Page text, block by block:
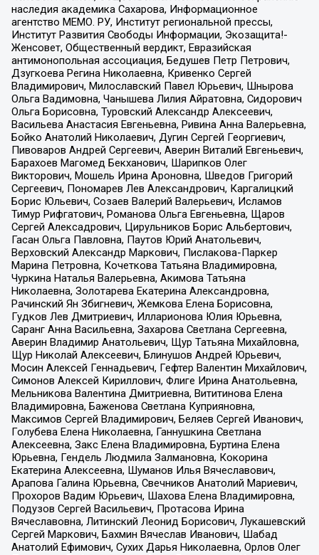
наследия академика Сахарова, Информационное
агентство МЕМО. РУ, Институт региональной прессы,
Институт Развития Свободы Информации, Экозащита!-
Женсовет, Общественный вердикт, Евразийская
антимонопольная ассоциация, Бедушев Петр Петрович,
Дзугкоева Регина Николаевна, Кривенко Сергей
Владимирович, Милославский Павел Юрьевич, Шнырова
Ольга Вадимовна, Чанышева Лилия Айратовна, Сидорович
Ольга Борисовна, Туровский Александр Алексеевич,
Васильева Анастасия Евгеньевна, Ривина Анна Валерьевна,
Бойко Анатолий Николаевич, Дугин Сергей Георгиевич,
Пивоваров Андрей Сергеевич, Аверин Виталий Евгеньевич,
Барахоев Магомед Бекханович, Шарипков Олег
Викторович, Мошель Ирина Ароновна, Шведов Григорий
Сергеевич, Пономарев Лев Александрович, Каргалицкий
Борис Юльевич, Созаев Валерий Валерьевич, Исламов
Тимур Рифгатович, Романова Ольга Евгеньевна, Щаров
Сергей Алексадрович, Цирульников Борис Альбертович,
Гасан Ольга Павловна, Паутов Юрий Анатольевич,
Верховский Александр Маркович, Пислакова-Паркер
Марина Петровна, Кочеткова Татьяна Владимировна,
Чуркина Наталья Валерьевна, Акимова Татьяна
Николаевна, Золотарева Екатерина Александровна,
Рачинский Ян Збигневич, Жемкова Елена Борисовна,
Гудков Лев Дмитриевич, Илларионова Юлия Юрьевна,
Саранг Анна Васильевна, Захарова Светлана Сергеевна,
Аверин Владимир Анатольевич, Щур Татьяна Михайловна,
Щур Николай Алексеевич, Блинушов Андрей Юрьевич,
Мосин Алексей Геннадьевич, Гефтер Валентин Михайлович,
Симонов Алексей Кириллович, Флиге Ирина Анатольевна,
Мельникова Валентина Дмитриевна, Вититинова Елена
Владимировна, Баженова Светлана Куприяновна,
Максимов Сергей Владимирович, Беляев Сергей Иванович,
Голубева Елена Николаевна, Ганнушкина Светлана
Алексеевна, Закс Елена Владимировна, Буртина Елена
Юрьевна, Гендель Людмила Залмановна, Кокорина
Екатерина Алексеевна, Шуманов Илья Вячеславович,
Арапова Галина Юрьевна, Свечников Анатолий Мариевич,
Прохоров Вадим Юрьевич, Шахова Елена Владимировна,
Подузов Сергей Васильевич, Протасова Ирина
Вячеславовна, Литинский Леонид Борисович, Лукашевский
Сергей Маркович, Бахмин Вячеслав Иванович, Шабад
Анатолий Ефимович, Сухих Дарья Николаевна, Орлов Олег